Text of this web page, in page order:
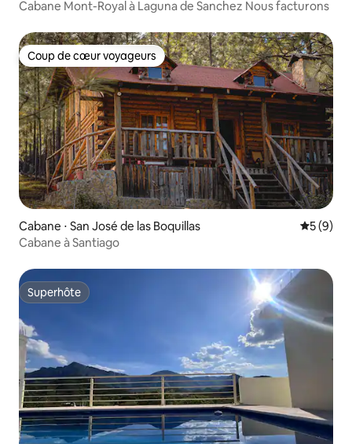
Cabane Mont-Royal à Laguna de Sanchez Nous facturons
Coup de cœur voyageurs
Coup de cœur voyageurs
Cabane ⋅ San José de las Boquillas
5 (9)
Cabane à Santiago
Superhôte
Superhôte